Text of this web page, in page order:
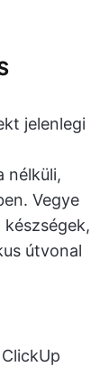
jelenlegi
nélküli,
Vegye
útvonal